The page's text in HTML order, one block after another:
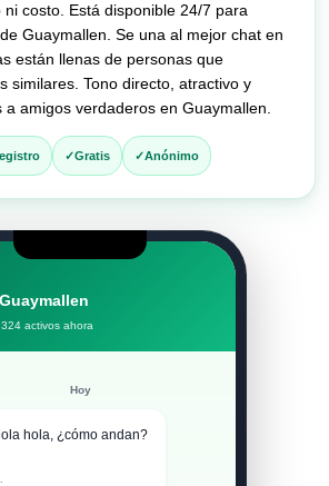
costo. Está disponible 24/7 para
Guaymallen. Se una al mejor chat en
están llenas de personas que
similares. Tono directo, atractivo y
amigos verdaderos en Guaymallen.
Gratis Anónimo
324 activos ahora
Hoy
hola, ¿cómo andan?